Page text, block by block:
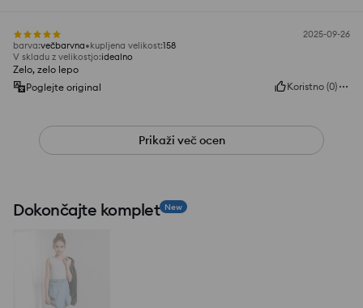
2025-09-26
barva:večbarvna kupljena velikost:158
V skladu z velikostjo:idealno
Zelo, zelo lepo
Poglejte original
Koristno (0)
Prikaži več ocen
Dokončajte komplet New